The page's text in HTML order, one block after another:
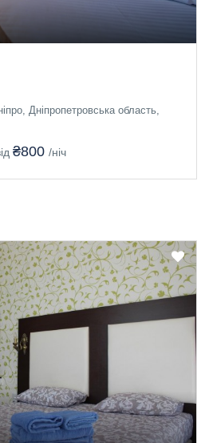
Дніпропетровська область,
₴800 /ніч